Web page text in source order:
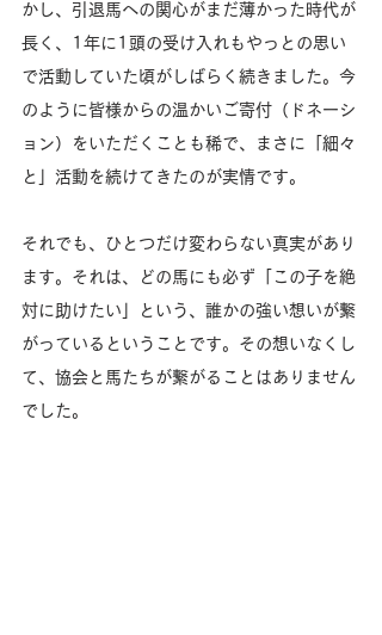
かし、引退馬への関心がまだ薄かった時代が
長く、1年に1頭の受け入れもやっとの思い
で活動していた頃がしばらく続きました。今
のように皆様からの温かいご寄付（ドネーシ
ョン）をいただくことも稀で、まさに「細々
と」活動を続けてきたのが実情です。
それでも、ひとつだけ変わらない真実があり
ます。それは、どの馬にも必ず「この子を絶
対に助けたい」という、誰かの強い想いが繋
がっているということです。その想いなくし
て、協会と馬たちが繋がることはありません
でした。